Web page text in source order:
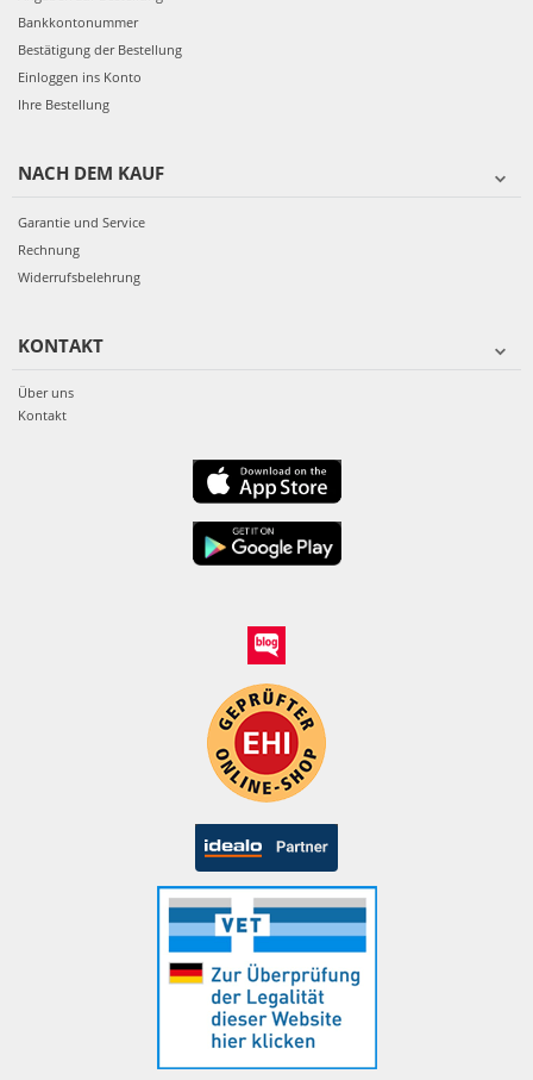
Bankkontonummer
Bestätigung der Bestellung
Einloggen ins Konto
Ihre Bestellung
NACH DEM KAUF
Garantie und Service
Rechnung
Widerrufsbelehrung
KONTAKT
Über uns
Kontakt